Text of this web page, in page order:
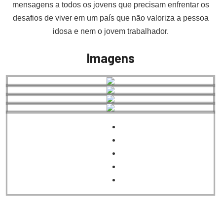
mensagens a todos os jovens que precisam enfrentar os
desafios de viver em um país que não valoriza a pessoa
idosa e nem o jovem trabalhador.
Imagens